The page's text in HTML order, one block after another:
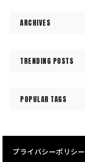
ARCHIVES
TRENDING POSTS
POPULAR TAGS
プライバシーポリシー